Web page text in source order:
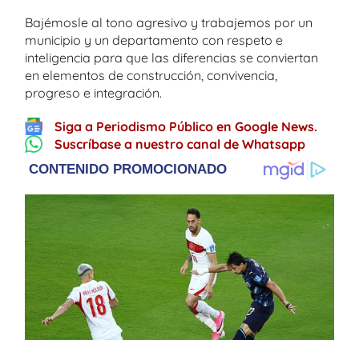
Bajémosle al tono agresivo y trabajemos por un
municipio y un departamento con respeto e
inteligencia para que las diferencias se conviertan
en elementos de construcción, convivencia,
progreso e integración.
Siga a Periodismo Público en Google News.
Suscríbase a nuestro canal de Whatsapp